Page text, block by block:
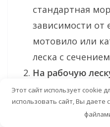
стандартная
зависимости от
мотовило или
леска с
На рабочую
резиновых
ними
вертлюжка,
Этот сайт использует cookie
использовать сайт, Вы даете